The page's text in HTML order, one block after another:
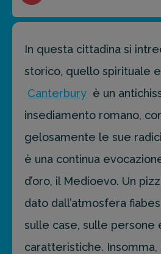
In questa cittadina si
storico, quello spirituale
Canterbury è un
insediamento romano,
gelosamente le sue
è una continua
d’oro, il Medioevo. Un
dato dall’atmosfera
sulle case, sulle persone
caratteristiche. Insomma,